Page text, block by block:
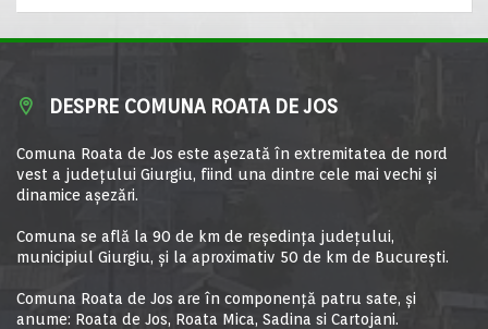
DESPRE COMUNA ROATA DE JOS
Comuna Roata de Jos este aşezată în extremitatea de nord
vest a judeţului Giurgiu, fiind una dintre cele mai vechi şi
dinamice aşezări.
Comuna se află la 90 de km de reşedinţa judeţului,
municipiul Giurgiu, şi la aproximativ 50 de km de Bucureşti.
Comuna Roata de Jos are în componență patru sate, și
anume: Roata de Jos, Roata Mica, Sadina si Cartojani.